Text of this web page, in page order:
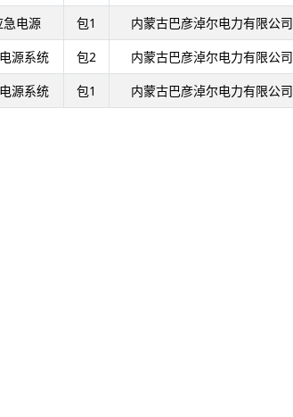
急电源 包1 内蒙古巴彦淖尔电力有限公司
源系统 包2 内蒙古巴彦淖尔电力有限公司
源系统 包1 内蒙古巴彦淖尔电力有限公司